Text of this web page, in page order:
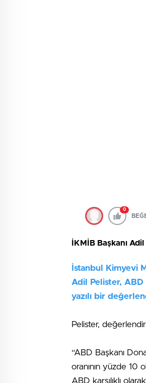
0
İKMİB Başkanı
İstanbul Kimyevi
Adil Pelister, ABD
yazılı bir
Pelister,
“ABD Başkanı
oranının yüzde 10
ABD karşılıklı